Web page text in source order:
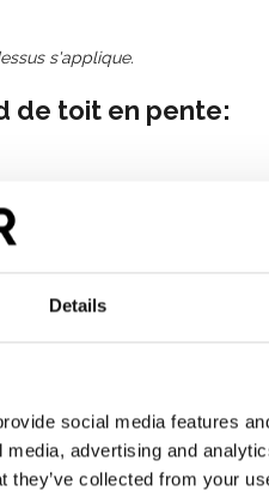
Details
social media features
advertising and
they’ve collected from your
s'applique.
de toit en pente:
pour les toits
bords de toit pour les toits en
EN 13374 Classe C et TÜV
d'une inclinaison allant jusqu'à